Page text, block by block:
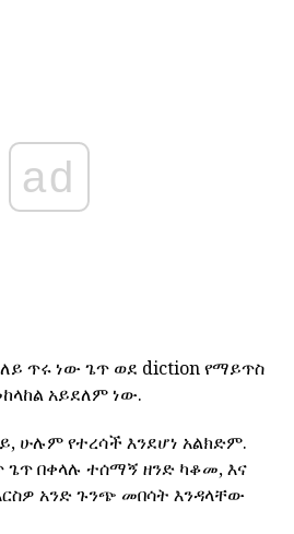
ad
ጥሩ ነው ጌጥ ወደ diction የማይጥስ
አይደለም ነው.
ሁሉም የተረሳች እንደሆነ አልክድም.
በቀላሉ ተሰማኝ ዘንድ ካቆመ, እና
አንድ ጉንጭ መበሳት እንዳላቸው